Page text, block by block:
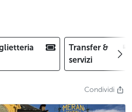
Transfer &
servizi
Condividi